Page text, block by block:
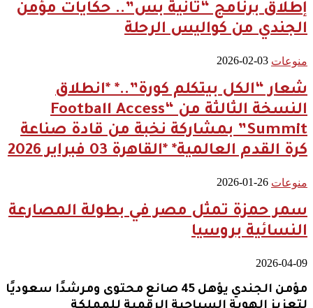
إطلاق برنامج “ثانية بس”.. حكايات مؤمن
الجندي من كواليس الرحلة
منوعات 2026-02-03
شعار “الكل بيتكلم كورة”..* *انطلاق
النسخة الثالثة من “Football Access
Summit” بمشاركة نخبة من قادة صناعة
كرة القدم العالمية* *القاهرة 03 فبراير 2026
منوعات 2026-01-26
سمر حمزة تمثل مصر في بطولة المصارعة
النسائية بروسيا
2026-04-09
مؤمن الجندي يؤهل 45 صانع محتوى ومرشدًا سعوديًا